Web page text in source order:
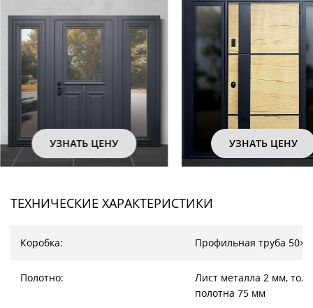
УЗНАТЬ ЦЕНУ УЗНАТЬ ЦЕНУ
ТЕХНИЧЕСКИЕ ХАРАКТЕРИСТИКИ
Коробка: Профильная труба
Полотно:
Лист металла 2 мм,
полотна 75 мм